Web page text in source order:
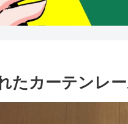
たカーテンレ